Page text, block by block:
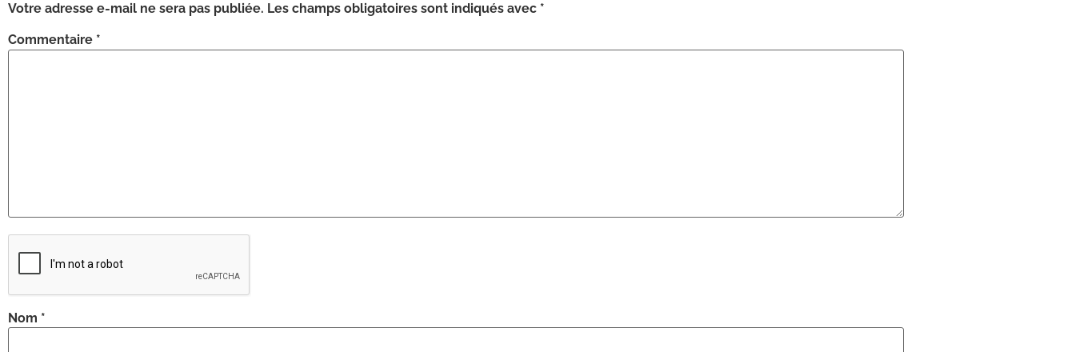
Votre adresse e-mail ne sera pas publiée. Les champs obligatoires sont indiqués avec *
Commentaire *
Nom *